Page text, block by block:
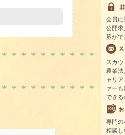
会員に
公開求
募がで
スカウ
農業
ャリ
ァー
できる
専門の
相談し